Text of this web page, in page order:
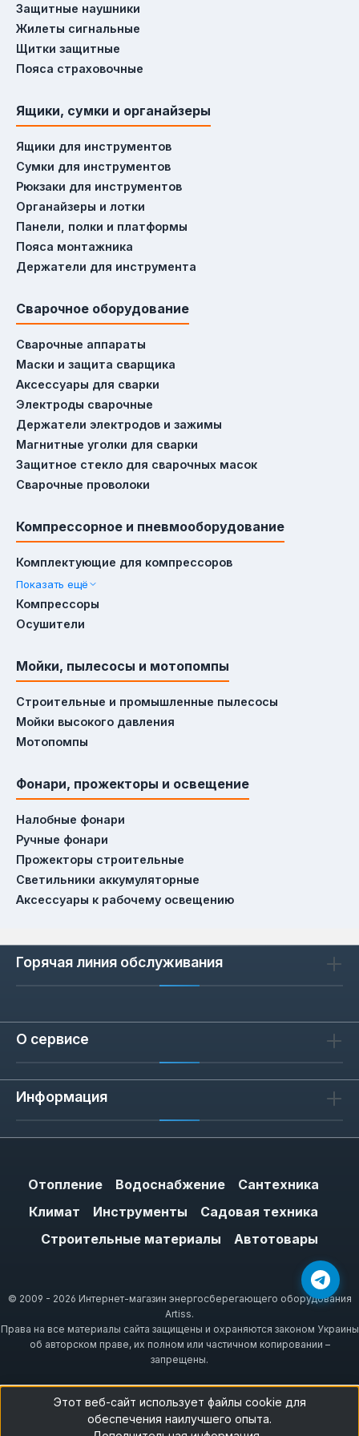
Как выбрать лестницу для ремонта?
Для высоты до 3 м — стремянка с
раздвижная лестница из алюминия (лёгкая,
телескопическая или трансформер.
Защитные наушники
Жилеты сигнальные
Щитки защитные
Пояса страховочные
Ящики, сумки и органайзеры
Ящики для инструментов
Сумки для инструментов
Рюкзаки для инструментов
Органайзеры и лотки
Панели, полки и платформы
Пояса монтажника
Держатели для инструмента
Сварочное оборудование
Сварочные аппараты
Маски и защита сварщика
Аксессуары для сварки
Электроды сварочные
Держатели электродов и зажимы
Магнитные уголки для сварки
Защитное стекло для сварочных масок
Сварочные проволоки
Компрессорное и пневмооборудование
Комплектующие для компрессоров
Показать ещё
Компрессоры
Осушители
Мойки, пылесосы и мотопомпы
Строительные и промышленные пылесосы
Мойки высокого давления
Мотопомпы
Фонари, прожекторы и освещение
Налобные фонари
Ручные фонари
Прожекторы строительные
Светильники аккумуляторные
Аксессуары к рабочему освещению
Горячая линия обслуживания
О сервисе
Информация
Отопление Водоснабжение
Сантехника
Климат
Инструменты
Садовая техника
Строительные материалы
Автотовары
© 2009 - 2026 Интернет-магазин энергосберегающего оборудования
Artiss.
Права на все материалы сайта защищены и охраняются законом Украины
об авторском праве, их полном или частичном копировании –
запрещены.
Этот веб-сайт использует файлы cookie для
обеспечения наилучшего опыта.